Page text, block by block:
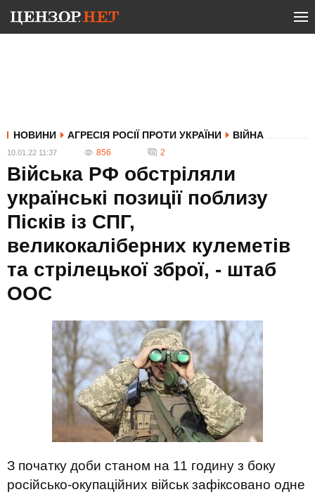
НОВИНИ АГРЕСІЯ РОСІЇ ПРОТИ УКРАЇНИ ВІЙНА
10.01.22 11:37 856 2
Війська РФ обстріляли
українські позиції поблизу
Пісків із СПГ,
великокаліберних кулеметів
та стрілецької зброї, - штаб
ООС
З початку доби станом на 11 годину з боку
російсько-окупаційних військ зафіксовано одне